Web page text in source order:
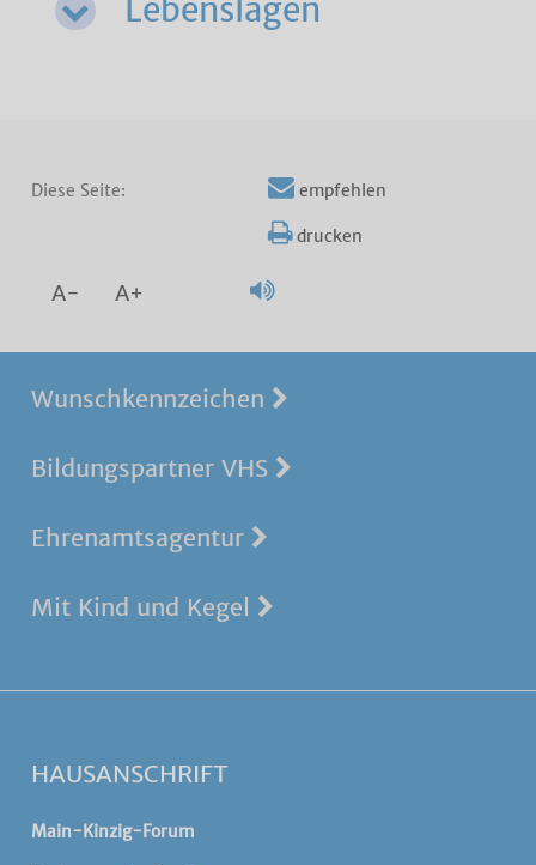
Lebenslagen
Diese Seite: empfehlen
drucken
A- A+
Wunschkennzeichen
Bildungspartner VHS
Ehrenamtsagentur
Mit Kind und Kegel
HAUSANSCHRIFT
Main-Kinzig-Forum